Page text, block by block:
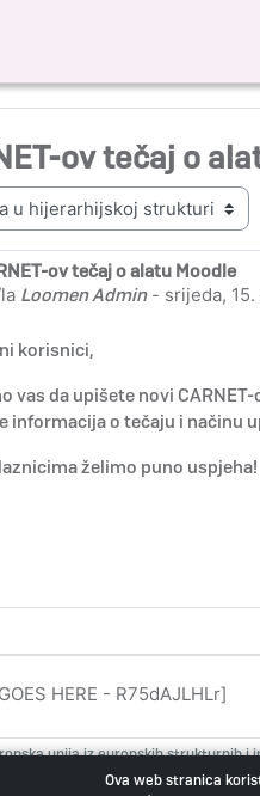
Ova web stranica
ov tečaj o
ov tečaj o alatu Moodle
Loomen Admin- srijeda,
0
korisnici,
vas da upišete novi
informacija o tečaju i načinu
želimo puno uspjeha!
HERE - R75dAJLHLr]
unija iz europskih strukturnih i
web stranicama Ministarstva